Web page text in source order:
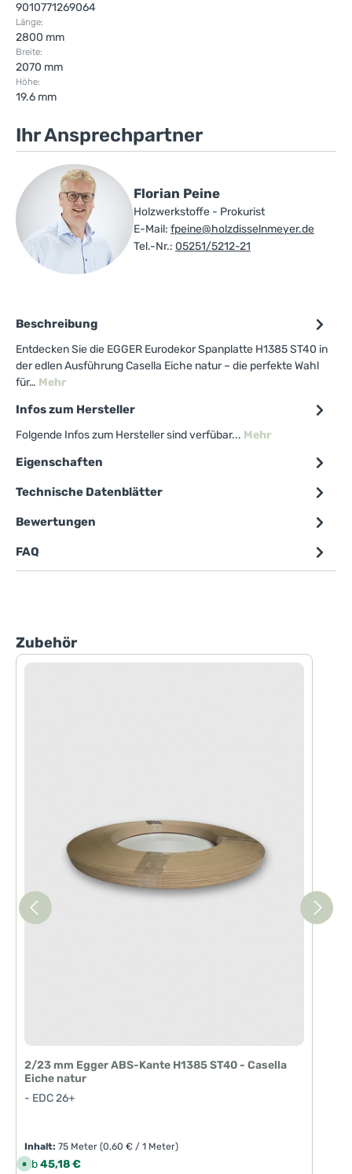
9010771269064
Länge:
2800 mm
Breite:
2070 mm
Höhe:
19.6 mm
Ihr Ansprechpartner
Florian Peine
Holzwerkstoffe - Prokurist
E-Mail: fpeine@holzdisselnmeyer.de
Tel.-Nr.: 05251/5212-21
Beschreibung
Entdecken Sie die EGGER Eurodekor Spanplatte H1385 ST40 in
der edlen Ausführung Casella Eiche natur – die perfekte Wahl
für… Mehr
Infos zum Hersteller
Folgende Infos zum Hersteller sind verfübar... Mehr
Eigenschaften
Technische Datenblätter
Bewertungen
FAQ
Produktgalerie überspringen
Zubehör
2/23 mm Egger ABS-Kante H1385 ST40 - Casella
Eiche natur
- EDC 26+
Inhalt:75 Meter(0,60 € / 1 Meter)
Regulärer Preis:
SAb45,18 €